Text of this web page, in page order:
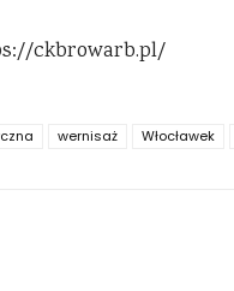
ckbrowarb.pl/
wernisaż Włocławek